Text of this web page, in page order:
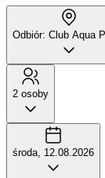
Odbiór: Club Aqua
2 osoby
środa, 12.08.2026